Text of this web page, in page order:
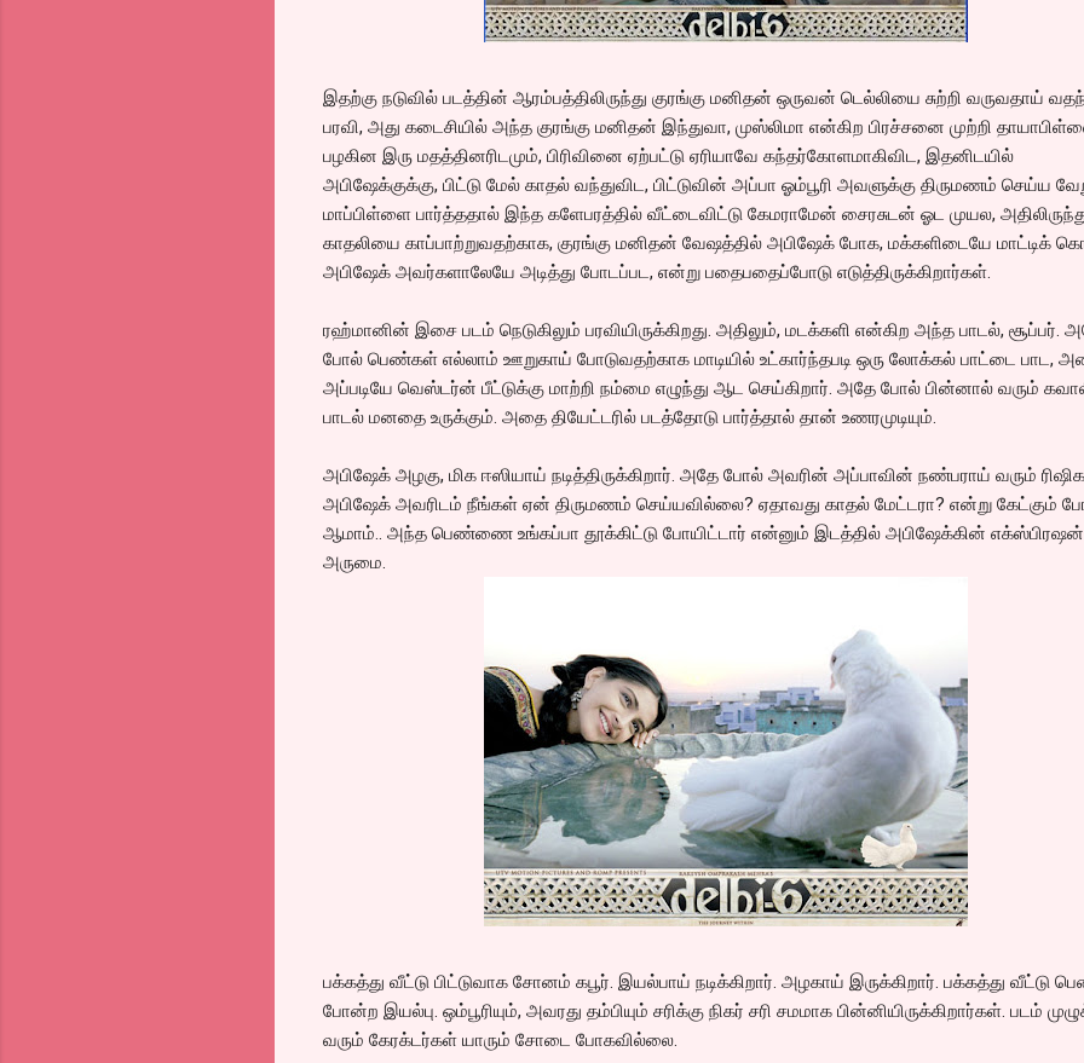
இதற்கு நடுவில் படத்தின் ஆரம்பத்திலிருந்து குரங்கு மனிதன் ஒருவன் டெல்லியை சுற்றி வருவதாய்
பரவி, அது கடைசியில் அந்த குரங்கு மனிதன் இந்துவா, முஸ்லிமா என்கிற பிரச்சனை முற்றி
பழகின இரு மதத்தினரிடமும், பிரிவினை ஏற்பட்டு ஏரியாவே கந்தர்கோளமாகிவிட, இதனிடயில்
அபிஷேக்குக்கு, பிட்டு மேல் காதல் வந்துவிட, பிட்டுவின் அப்பா ஓம்பூரி அவளுக்கு திருமணம் செய்ய
மாப்பிள்ளை பார்த்ததால் இந்த களேபரத்தில் வீட்டைவிட்டு கேமராமேன் சைரசுடன் ஓட முயல,
காதலியை காப்பாற்றுவதற்காக, குரங்கு மனிதன் வேஷத்தில் அபிஷேக் போக, மக்களிடையே மாட்டிக்
அபிஷேக் அவர்களாலேயே அடித்து போடப்பட, என்று பதைபதைப்போடு எடுத்திருக்கிறார்கள்.
ரஹ்மானின் இசை படம் நெடுகிலும் பரவியிருக்கிறது. அதிலும், மடக்களி என்கிற அந்த பாடல், சூப்பர்.
போல் பெண்கள் எல்லாம் ஊறுகாய் போடுவதற்காக மாடியில் உட்கார்ந்தபடி ஒரு லோக்கல் பாட்டை பாட,
அப்படியே வெஸ்டர்ன் பீட்டுக்கு மாற்றி நம்மை எழுந்து ஆட செய்கிறார். அதே போல் பின்னால் வரும்
பாடல் மனதை உருக்கும். அதை தியேட்டரில் படத்தோடு பார்த்தால் தான் உணரமுடியும்.
அபிஷேக் அழகு, மிக ஈஸியாய் நடித்திருக்கிறார். அதே போல் அவரின் அப்பாவின் நண்பராய் வரும்
அபிஷேக் அவரிடம் நீங்கள் ஏன் திருமணம் செய்யவில்லை? ஏதாவது காதல் மேட்டரா? என்று கேட்கும்
ஆமாம்.. அந்த பெண்ணை உங்கப்பா தூக்கிட்டு போயிட்டார் என்னும் இடத்தில் அபிஷேக்கின் எக்ஸ்பிரஷன்
அருமை.
பக்கத்து வீட்டு பிட்டுவாக சோனம் கபூர். இயல்பாய் நடிக்கிறார். அழகாய் இருக்கிறார். பக்கத்து வீட்டு
போன்ற இயல்பு. ஒம்பூரியும், அவரது தம்பியும் சரிக்கு நிகர் சரி சமமாக பின்னியிருக்கிறார்கள். படம்
வரும் கேரக்டர்கள் யாரும் சோடை போகவில்லை.